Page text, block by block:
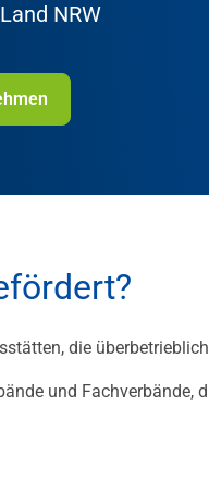
NRW
die
und Fachverbände,